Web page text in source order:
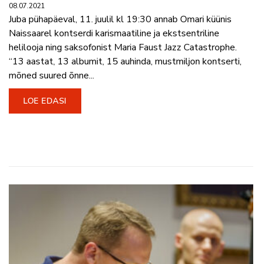
08.07.2021
Juba pühapäeval, 11. juulil kl 19:30 annab Omari küünis
Naissaarel kontserdi karismaatiline ja ekstsentriline
helilooja ning saksofonist Maria Faust Jazz Catastrophe.
“13 aastat, 13 albumit, 15 auhinda, mustmiljon kontserti,
mõned suured õnne...
LOE EDASI